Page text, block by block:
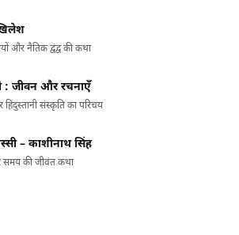
और नैतिक द्वंद्व की कथा
: जीवन और रचनाएँ
संस्कृति का परिचय
– काशीनाथ सिंह
समय की जीवंत कथा